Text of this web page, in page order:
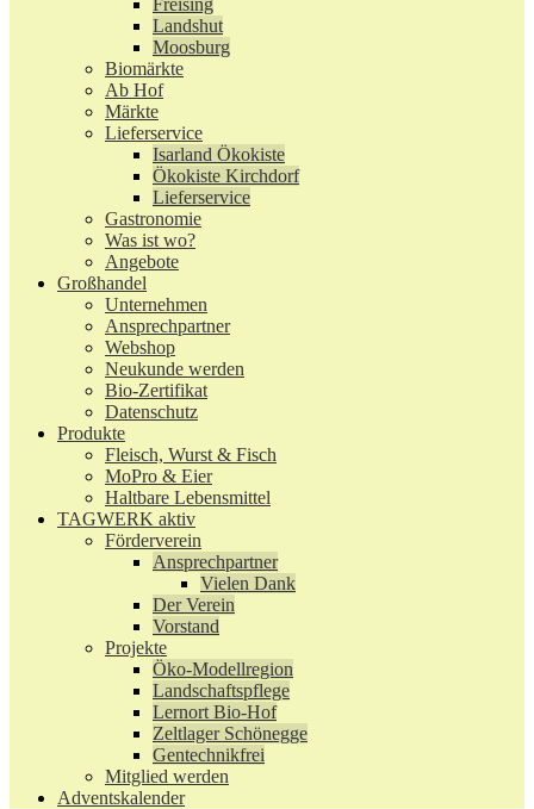
Freising
Landshut
Moosburg
Biomärkte
Ab Hof
Märkte
Lieferservice
Isarland Ökokiste
Ökokiste Kirchdorf
Lieferservice
Gastronomie
Was ist wo?
Angebote
Großhandel
Unternehmen
Ansprechpartner
Webshop
Neukunde werden
Bio-Zertifikat
Datenschutz
Produkte
Fleisch, Wurst & Fisch
MoPro & Eier
Haltbare Lebensmittel
TAGWERK aktiv
Förderverein
Ansprechpartner
Vielen Dank
Der Verein
Vorstand
Projekte
Öko-Modellregion
Landschaftspflege
Lernort Bio-Hof
Zeltlager Schönegge
Gentechnikfrei
Mitglied werden
Adventskalender